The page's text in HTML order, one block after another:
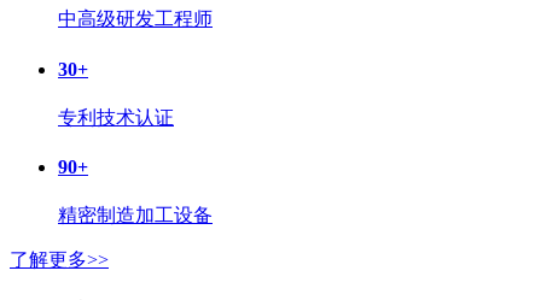
中高级研发工程师
30+
专利技术认证
90+
精密制造加工设备
了解更多>>